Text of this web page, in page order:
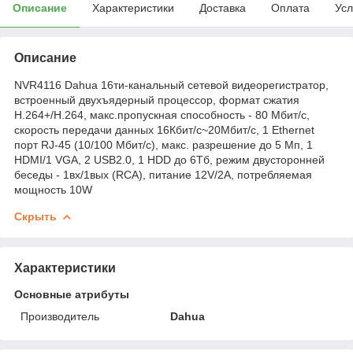
Описание Характеристики Доставка Оплата
Описание
NVR4116 Dahua 16ти-канальный сетевой видеорегистратор,
встроенный двухъядерный процессор, формат сжатия
H.264+/H.264, макс.пропускная способность - 80 Мбит/с,
скорость передачи данных 16Кбит/с~20Мбит/с, 1 Ethernet
порт RJ-45 (10/100 Мбит/с), макс. разрешение до 5 Мп, 1
HDMI/1 VGA, 2 USB2.0, 1 HDD до 6Тб, режим двусторонней
беседы - 1вх/1вых (RCA), питание 12V/2A, потребляемая
мощность 10W
Скрыть
Характеристики
Основные атрибуты
Производитель
Dahua